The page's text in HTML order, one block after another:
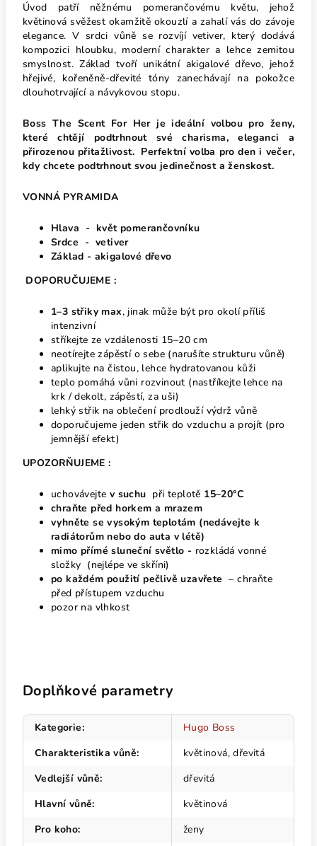
Úvod patří něžnému pomerančovému květu, jehož
květinová svěžest okamžitě okouzlí a zahalí vás do závoje
elegance. V srdci vůně se rozvíjí vetiver, který dodává
kompozici hloubku, moderní charakter a lehce zemitou
smyslnost. Základ tvoří unikátní akigalové dřevo, jehož
hřejivé, kořeněně-dřevité tóny zanechávají na pokožce
dlouhotrvající a návykovou stopu.
Boss The Scent For Her je ideální volbou pro ženy,
které chtějí podtrhnout své charisma, eleganci a
přirozenou přitažlivost. Perfektní volba pro den i večer,
kdy chcete podtrhnout svou jedinečnost a ženskost.
VONNÁ PYRAMIDA
Hlava - květ pomerančovníku
Srdce - vetiver
Základ - akigalové dřevo
DOPORUČUJEME :
1–3 střiky max, jinak může být pro okolí příliš
intenzivní
stříkejte ze vzdálenosti 15–20 cm
neotírejte zápěstí o sebe (narušíte strukturu vůně)
aplikujte na čistou, lehce hydratovanou kůži
teplo pomáhá vůni rozvinout (nastříkejte lehce na
krk / dekolt, zápěstí, za uši)
lehký střik na oblečení prodlouží výdrž vůně
doporučujeme jeden střik do vzduchu a projít (pro
jemnější efekt)
UPOZORŇUJEME :
uchovávejte v suchu při teplotě 15–20°C
chraňte před horkem a mrazem
vyhněte se vysokým teplotám (nedávejte k
radiátorům nebo do auta v létě)
mimo přímé sluneční světlo - rozkládá vonné
složky (nejlépe ve skříni)
po každém použití pečlivě uzavřete – chraňte
před přístupem vzduchu
pozor na vlhkost
Doplňkové parametry
Kategorie:
Hugo Boss
Charakteristika vůně:
květinová, dřevitá
Vedlejší vůně:
dřevitá
Hlavní vůně:
květinová
Pro koho:
ženy